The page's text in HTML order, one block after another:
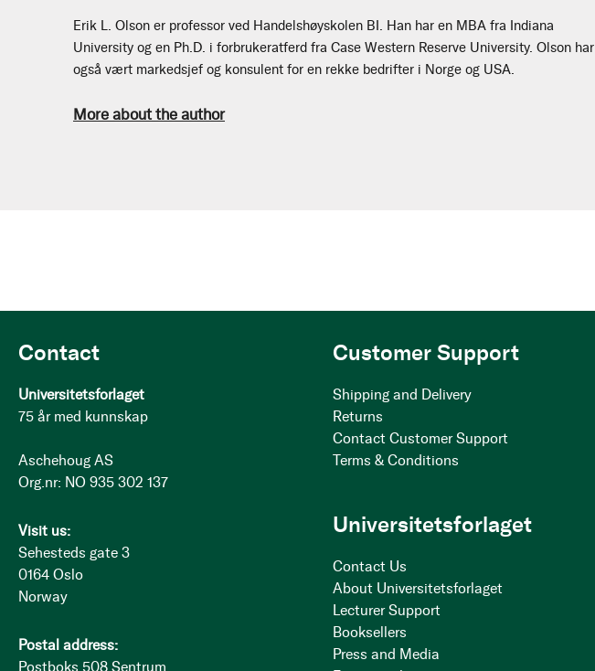
Erik L. Olson er professor ved Handelshøyskolen BI. Han har en MBA fra Indiana
University og en Ph.D. i forbrukeratferd fra Case Western Reserve University. Olson har
også vært markedsjef og konsulent for en rekke bedrifter i Norge og USA.
More about the author
Contact
Universitetsforlaget
75 år med kunnskap
Aschehoug AS
Org.nr: NO 935 302 137
Visit us:
Sehesteds gate 3
0164 Oslo
Norway
Postal address:
Postboks 508 Sentrum
Customer Support
Shipping and Delivery
Returns
Contact Customer Support
Terms & Conditions
Universitetsforlaget
Contact Us
About Universitetsforlaget
Lecturer Support
Booksellers
Press and Media